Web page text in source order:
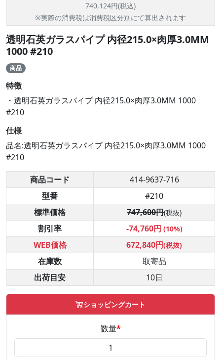
740,124円(税込)
※実際の消費税は消費税区分別にて算出されます
透明石英ガラスパイプ 内径215.0×肉厚3.0MM
1000 #210
商品
特徴
・透明石英ガラスパイプ 内径215.0×肉厚3.0MM 1000
#210
仕様
品名:透明石英ガラスパイプ 内径215.0×肉厚3.0MM 1000
#210
商品コード
414-9637-716
型番
#210
標準価格
747,600円(税抜)
割引率 -74,760円 (10%)
WEB価格 672,840円(税抜)
在庫数
取寄品
出荷目安
10日
ショッピングカート
数量*